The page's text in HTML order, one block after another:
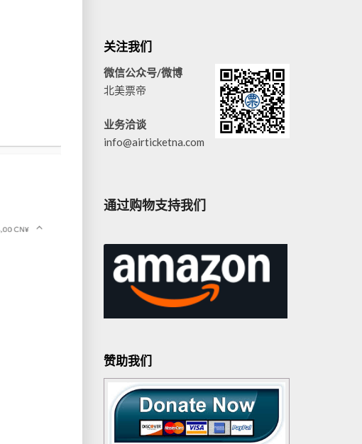
关注我们
微信公众号/微博
北美票帝
业务洽谈
info@airticketna.com
通过购物支持我们
赞助我们